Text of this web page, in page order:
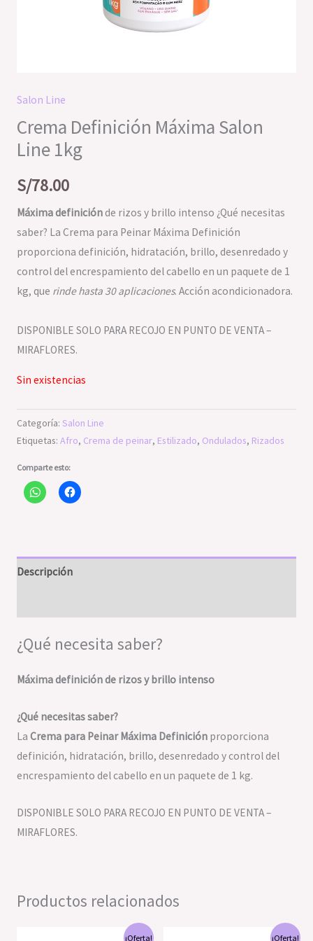
Salon Line
Crema Definición Máxima Salon
Line 1kg
S/78.00
Máxima definiciónde rizos y brillo intenso ¿Qué necesitas
saber? La Crema para Peinar Máxima Definición
proporciona definición, hidratación, brillo, desenredado y
control del encrespamiento del cabello en un paquete de 1
kg, que rinde hasta 30 aplicaciones. Acción acondicionadora.
DISPONIBLE SOLO PARA RECOJO EN PUNTO DE VENTA –
MIRAFLORES.
Sin existencias
Categoría: Salon Line
Etiquetas: Afro, Crema de peinar, Estilizado, Ondulados, Rizados
Comparte esto:
Descripción
¿Qué necesita saber?
Máxima definición de rizos y brillo intenso
¿Qué necesitas saber?
La Crema para Peinar Máxima Definiciónproporciona
definición, hidratación, brillo, desenredado y control del
encrespamiento del cabello en un paquete de 1 kg.
DISPONIBLE SOLO PARA RECOJO EN PUNTO DE VENTA –
MIRAFLORES.
Productos relacionados
¡Oferta! ¡Oferta!